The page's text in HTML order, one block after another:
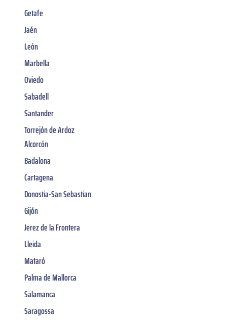
Getafe
Jaén
León
Marbella
Oviedo
Sabadell
Santander
Torrejón de Ardoz
Alcorcón
Badalona
Cartagena
Donostia-San Sebastian
Gijón
Jerez de la Frontera
Lleida
Mataró
Palma de Mallorca
Salamanca
Saragossa